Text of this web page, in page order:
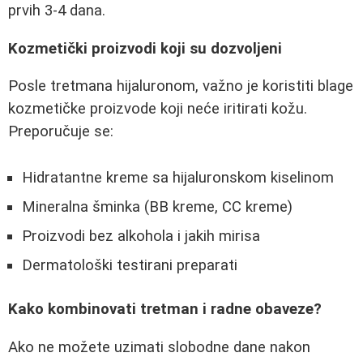
prvih 3-4 dana.
Kozmetički proizvodi koji su dozvoljeni
Posle tretmana hijaluronom, važno je koristiti blage
kozmetičke proizvode koji neće iritirati kožu.
Preporučuje se:
Hidratantne kreme sa hijaluronskom kiselinom
Mineralna šminka (BB kreme, CC kreme)
Proizvodi bez alkohola i jakih mirisa
Dermatološki testirani preparati
Kako kombinovati tretman i radne obaveze?
Ako ne možete uzimati slobodne dane nakon